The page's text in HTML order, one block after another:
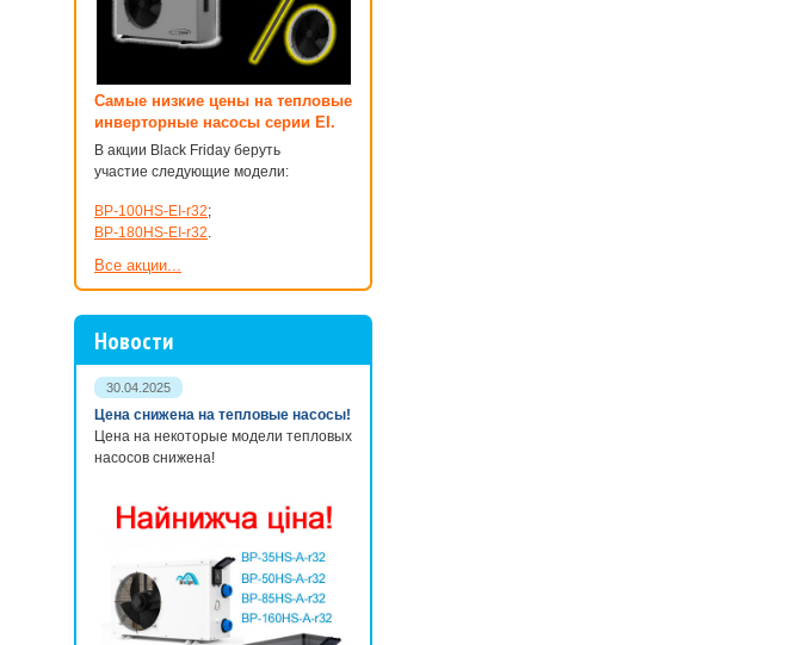
Самые низкие цены на тепловые
инверторные насосы серии EI.
В акции Black Friday беруть
участие следующие модели:
BP-100HS-EI-r32;
BP-180HS-EI-r32.
Все акции...
Новости
30.04.2025
Цена снижена на тепловые насосы!
Цена на некоторые модели тепловых
насосов снижена!